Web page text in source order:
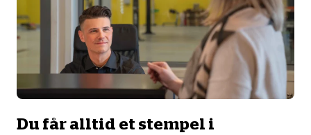
Du får alltid et stempel i